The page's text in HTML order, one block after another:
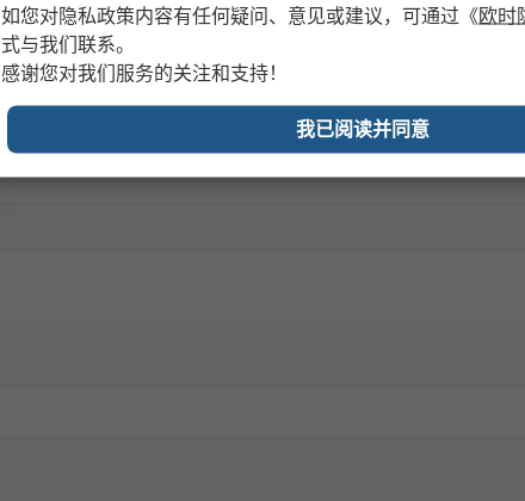
如您对隐私政策内容有任何疑问、意见或建议，可通过 《欧时
式与我们联系。
感谢您对我们服务的关注和支持！
我已阅读并同意